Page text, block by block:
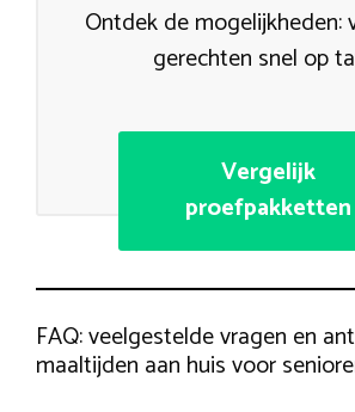
Ontdek de mogelijkheden:
gerechten snel op
Vergelijk
proefpakketten
FAQ: veelgestelde vragen en
maaltijden aan huis voor